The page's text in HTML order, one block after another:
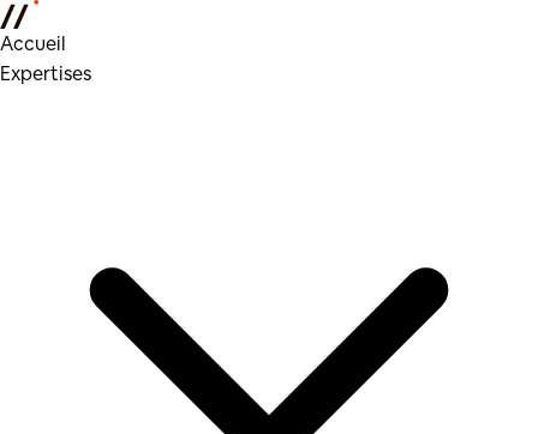
Accueil
Expertises